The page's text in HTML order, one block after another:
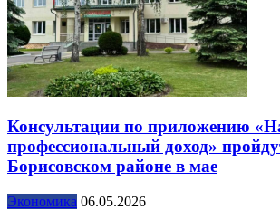
Консультации по приложению
профессиональный доход»
Борисовском районе в мае
Экономика 06.05.2026